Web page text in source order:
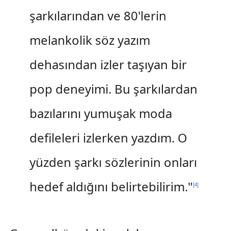
şarkılarından ve 80'lerin
melankolik söz yazım
dehasından izler taşıyan bir
pop deneyimi. Bu şarkılardan
bazılarını yumuşak moda
defileleri izlerken yazdım. O
yüzden şarkı sözlerinin onları
hedef aldığını belirtebilirim."[4]